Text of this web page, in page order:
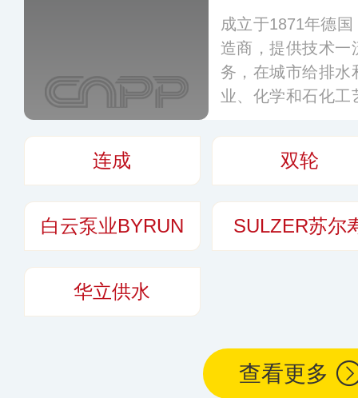
成立于1871年德
造商，提供技术一
务，在城市给排水
业、化学和石化工
引领地位。更多
连成 双轮
白云泵业BYRUN SULZER苏尔
华立供水
查看更多